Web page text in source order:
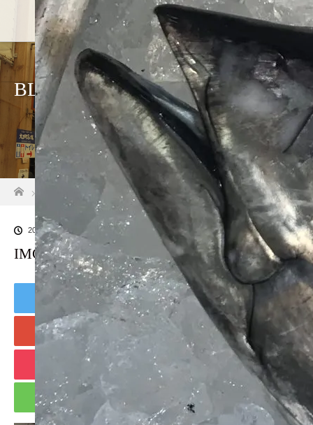
BLOG
IMG_3003
2021.05.16
IMG_3003
Tweet Share
Hatena
Pocket RSS
Pin it